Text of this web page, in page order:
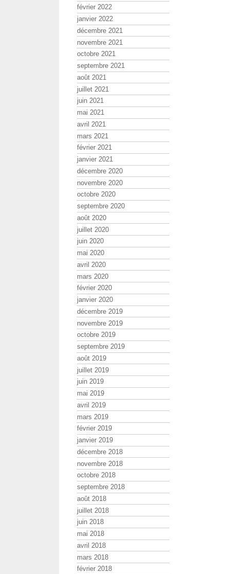
février 2022
janvier 2022
décembre 2021
novembre 2021
octobre 2021
septembre 2021
août 2021
juillet 2021
juin 2021
mai 2021
avril 2021
mars 2021
février 2021
janvier 2021
décembre 2020
novembre 2020
octobre 2020
septembre 2020
août 2020
juillet 2020
juin 2020
mai 2020
avril 2020
mars 2020
février 2020
janvier 2020
décembre 2019
novembre 2019
octobre 2019
septembre 2019
août 2019
juillet 2019
juin 2019
mai 2019
avril 2019
mars 2019
février 2019
janvier 2019
décembre 2018
novembre 2018
octobre 2018
septembre 2018
août 2018
juillet 2018
juin 2018
mai 2018
avril 2018
mars 2018
février 2018